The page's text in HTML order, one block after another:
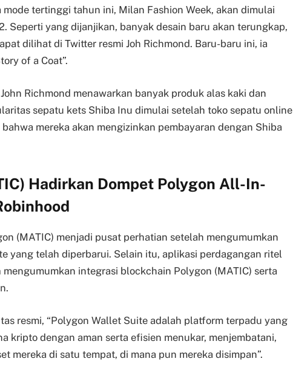
mode tertinggi tahun ini, Milan Fashion Week, akan dimulai
Seperti yang dijanjikan, banyak desain baru akan terungkap,
dilihat di Twitter resmi Joh Richmond. Baru-baru ini, ia
of a Coat”.
Richmond menawarkan banyak produk alas kaki dan
sepatu kets Shiba Inu dimulai setelah toko sepatu online
mereka akan mengizinkan pembayaran dengan Shiba
Hadirkan Dompet Polygon All-In-
(MATIC) menjadi pusat perhatian setelah mengumumkan
yang telah diperbarui. Selain itu, aplikasi perdagangan ritel
integrasi blockchain Polygon (MATIC) serta
resmi, “Polygon Wallet Suite adalah platform terpadu yang
kripto dengan aman serta efisien menukar, menjembatani,
mereka di satu tempat, di mana pun mereka disimpan”.